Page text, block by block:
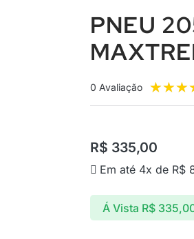
PNEU
0 Avaliação ★★★
R$ 335,00
Em até 4x de R$
Á Vista R$